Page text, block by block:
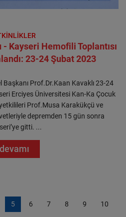
Kayseri Hemofili Toplantısı
23-24 Şubat 2023
Prof.Dr.Kaan Kavaklı 23-24
Erciyes Üniversitesi Kan-Ka Çocuk
Prof.Musa Karakükçü ve
depremden 15 gün sonra
gitti. ...
devamı
5 6 7 8 9 10